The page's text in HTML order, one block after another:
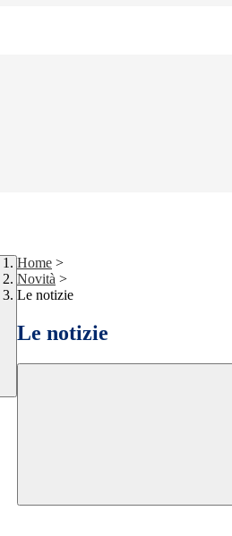
Home >
Novità >
Le notizie
Le notizie